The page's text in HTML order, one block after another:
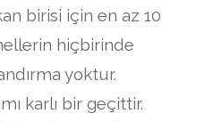
birisi için en az 10
hiçbirinde
yoktur.
karlı bir geçittir.